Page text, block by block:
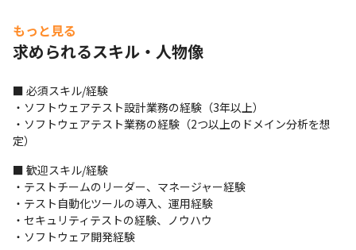
もっと見る
求められるスキル・人物像
■ 必須スキル/経験
・ソフトウェアテスト設計業務の経験（3年以上）
・ソフトウェアテスト業務の経験（2つ以上のドメイン分析を想
定）
■ 歓迎スキル/経験
・テストチームのリーダー、マネージャー経験
・テスト自動化ツールの導入、運用経験
・セキュリティテストの経験、ノウハウ
・ソフトウェア開発経験